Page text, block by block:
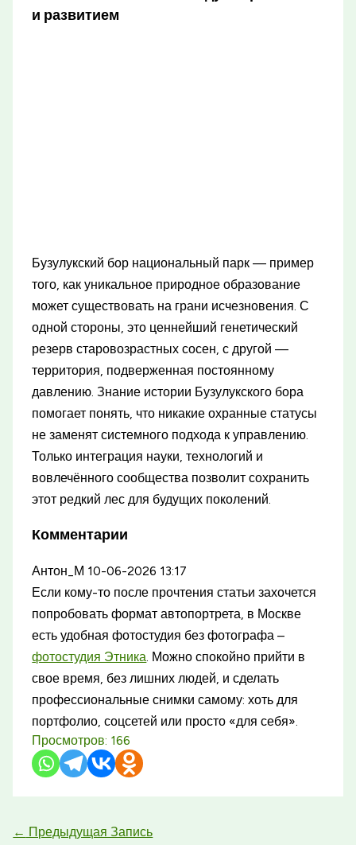
и развитием
Бузулукский бор национальный парк — пример
того, как уникальное природное образование
может существовать на грани исчезновения. С
одной стороны, это ценнейший генетический
резерв старовозрастных сосен, с другой —
территория, подверженная постоянному
давлению. Знание истории Бузулукского бора
помогает понять, что никакие охранные статусы
не заменят системного подхода к управлению.
Только интеграция науки, технологий и
вовлечённого сообщества позволит сохранить
этот редкий лес для будущих поколений.
Комментарии
Антон_М 10-06-2026 13:17
Если кому-то после прочтения статьи захочется
попробовать формат автопортрета, в Москве
есть удобная фотостудия без фотографа –
фотостудия Этника. Можно спокойно прийти в
свое время, без лишних людей, и сделать
профессиональные снимки самому: хоть для
портфолио, соцсетей или просто «для себя».
Просмотров: 166
← Предыдущая Запись